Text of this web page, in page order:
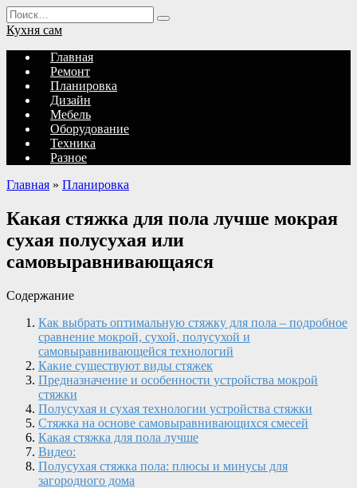
Перейти
к
содержанию
Search
for:
Кухня сам
Главная
Ремонт
Планировка
Дизайн
Мебель
Оборудование
Техника
Разное
Главная » Планировка
Какая стяжка для пола лучше мокрая
сухая полусухая или
самовыравнивающаяся
Содержание
Как выбрать оптимальную стяжку для пола – подробное
сравнение мокрой, сухой, полусухой и
самовыравнивающейся технологий
Какие существуют виды стяжек
Предназначение и особенности устройства мокрой
стяжки
Полусухая и сухая технологии устройства стяжки
Стяжка на основе самовыравнивающихся смесей
Какая стяжка для пола лучше
Видео:
Полусухая стяжка пола: плюсы и минусы для
загородного дома